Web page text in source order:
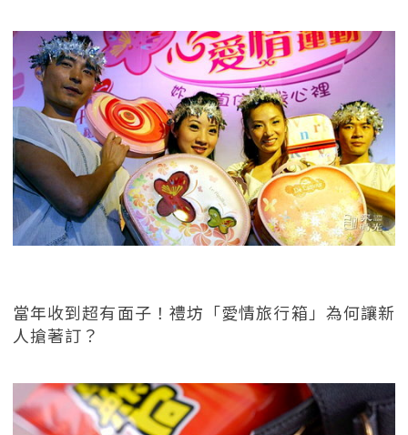
當年收到超有面子！禮坊「愛情旅行箱」為何讓新
人搶著訂？